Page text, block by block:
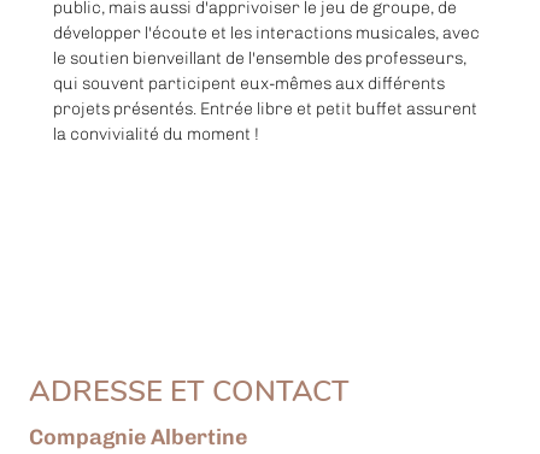
public, mais aussi d'apprivoiser le jeu de groupe, de
développer l'écoute et les interactions musicales, avec
le soutien bienveillant de l'ensemble des professeurs,
qui souvent participent eux-mêmes aux différents
projets présentés. Entrée libre et petit buffet assurent
la convivialité du moment !
ADRESSE ET CONTACT
Compagnie Albertine